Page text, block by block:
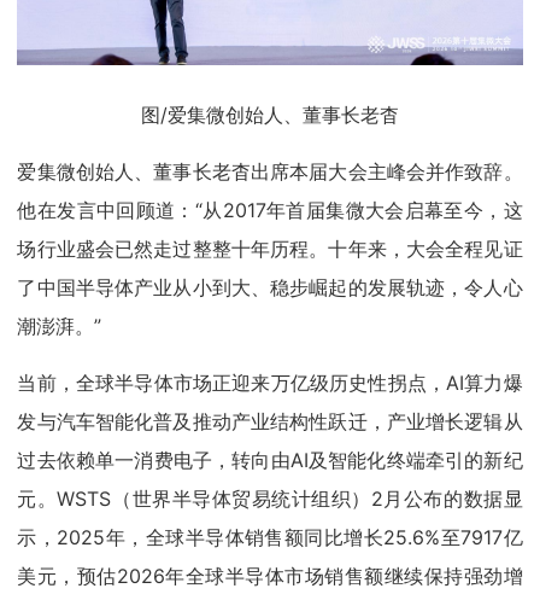
图/爱集微创始人、董事长老杳
爱集微创始人、董事长老杳出席本届大会主峰会并作致辞。
他在发言中回顾道：“从2017年首届集微大会启幕至今，这
场行业盛会已然走过整整十年历程。十年来，大会全程见证
了中国半导体产业从小到大、稳步崛起的发展轨迹，令人心
潮澎湃。”
当前，全球半导体市场正迎来万亿级历史性拐点，AI算力爆
发与汽车智能化普及推动产业结构性跃迁，产业增长逻辑从
过去依赖单一消费电子，转向由AI及智能化终端牵引的新纪
元。WSTS（世界半导体贸易统计组织）2月公布的数据显
示，2025年，全球半导体销售额同比增长25.6%至7917亿
美元，预估2026年全球半导体市场销售额继续保持强劲增